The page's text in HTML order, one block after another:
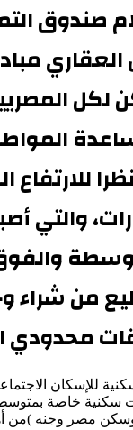
صندوق
العقاري
للارتفاع
والتي
من
محدودي
للإسكان
سكنية خاصة
مصر وجنه )من